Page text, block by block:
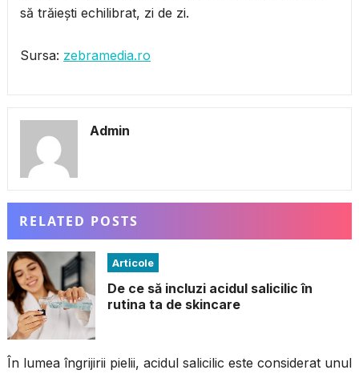
să trăiești echilibrat, zi de zi.
Sursa: zebramedia.ro
Admin
RELATED POSTS
Articole
De ce să incluzi acidul salicilic în
rutina ta de skincare
În lumea îngrijirii pielii, acidul salicilic este considerat unul